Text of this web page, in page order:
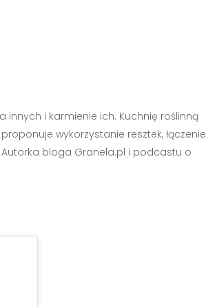
innych i karmienie ich. Kuchnię roślinną
wykorzystanie resztek,
Autorka bloga Granela.pl i podcastu o